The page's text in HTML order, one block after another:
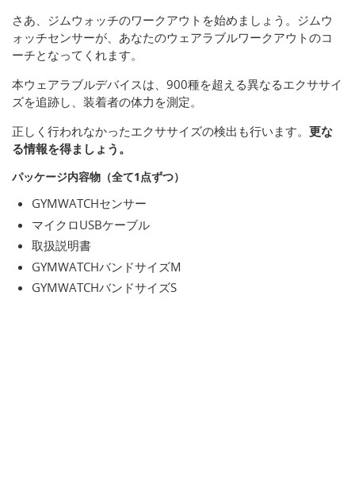
さあ、ジムウォッチのワークアウトを始めましょう。ジムウ
ォッチセンサーが、あなたのウェアラブルワークアウトのコ
ーチとなってくれます。
本ウェアラブルデバイスは、900種を超える異なるエクササイ
ズを追跡し、装着者の体力を測定。
正しく行われなかったエクササイズの検出も行います。 更な
る情報を得ましょう。
パッケージ内容物（全て1点ずつ）
GYMWATCHセンサー
マイクロUSBケーブル
取扱説明書
GYMWATCHバンドサイズM
GYMWATCHバンドサイズS